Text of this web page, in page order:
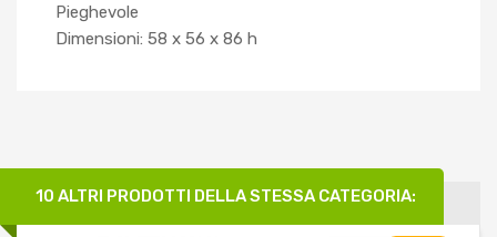
Pieghevole
Dimensioni: 58 x 56 x 86 h
10 ALTRI PRODOTTI DELLA STESSA CATEGORIA: